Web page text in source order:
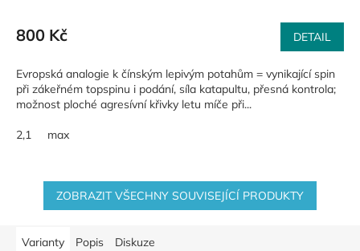
800 Kč DETAIL
Evropská analogie k čínským lepivým potahům = vynikající spin
při zákeřném topspinu i podání, síla katapultu, přesná kontrola;
možnost ploché agresívní křivky letu míče při...
2,1 max
ZOBRAZIT VŠECHNY SOUVISEJÍCÍ PRODUKTY
Varianty Popis Diskuze